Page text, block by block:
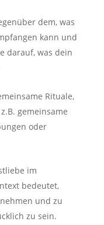
dem, was
kann und
darauf, was dein
Rituale,
gemeinsame
oder
im
bedeutet,
und zu
zu sein.